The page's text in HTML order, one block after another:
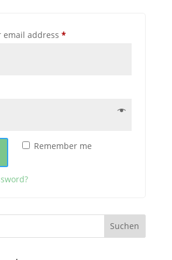
email address *Required
Remember me
Suchen